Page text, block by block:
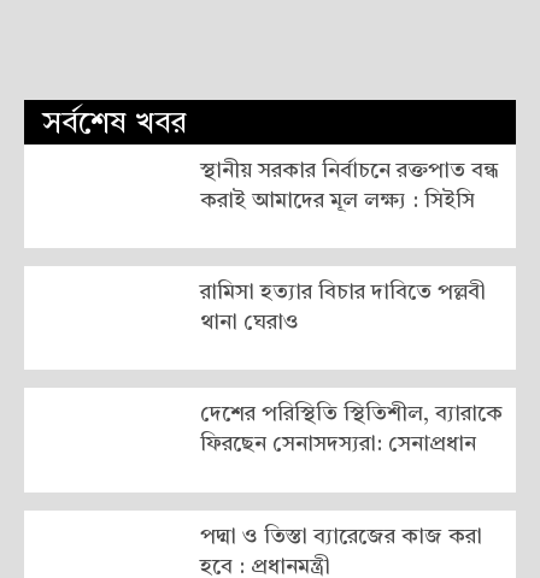
সর্বশেষ খবর
স্থানীয় সরকার নির্বাচনে রক্তপাত বন্ধ
করাই আমাদের মূল লক্ষ্য : সিইসি
রামিসা হত্যার বিচার দাবিতে পল্লবী
থানা ঘেরাও
দেশের পরিস্থিতি স্থিতিশীল, ব্যারাকে
ফিরছেন সেনাসদস্যরা: সেনাপ্রধান
পদ্মা ও তিস্তা ব্যারেজের কাজ করা
হবে : প্রধানমন্ত্রী